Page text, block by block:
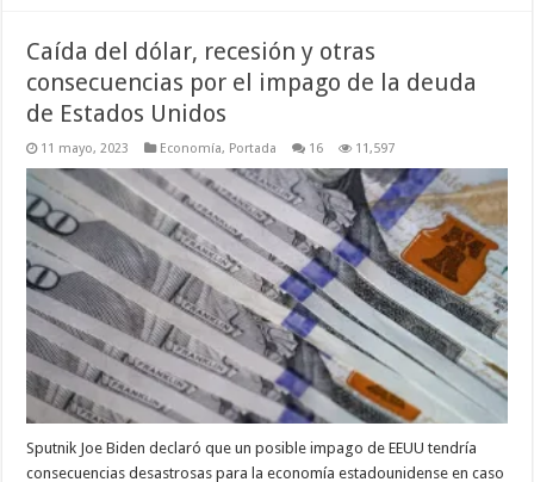
Caída del dólar, recesión y otras
consecuencias por el impago de la deuda
de Estados Unidos
11 mayo, 2023 Economía, Portada 16 11,597
Sputnik Joe Biden declaró que un posible impago de EEUU tendría
consecuencias desastrosas para la economía estadounidense en caso